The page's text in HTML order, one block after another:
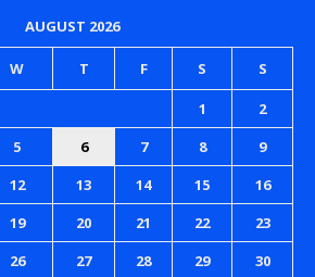
AUGUST 2026
W T F S S
1
2
5 6 7 8
9
12 13 14 15
16
19 20 21 22
23
26 27 28 29
30